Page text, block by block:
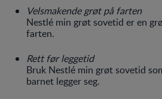
Velsmakende grøt på farten
Nestlé min grøt sovetid er en
farten.
Rett før leggetid
Bruk Nestlé min grøt sovetid
barnet legger seg.